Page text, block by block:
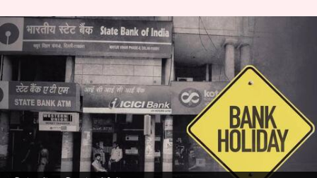
दिसंबर में कितने दिन बैंक रहेंगे बंद?
यहां जानिए पूरी जानकारी
लेखन बिश्वजीत कुमार Nov 27, 2024 10:50 am
क्या है खबर?
भारतीय रिजर्व बैंक(RBI) ने दिसंबर महीने के लिए बैंकों
की छुट्टियों की सूची जारी की है।